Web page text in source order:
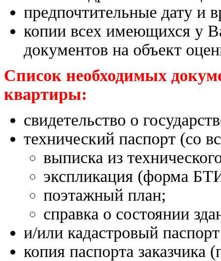
предпочтительные дату и
копии всех имеющихся у
документов на объект
Список необходимых
квартиры:
свидетельство о
технический паспорт (со
выписка из
экспликация (форма
поэтажный план;
справка о состоянии
и/или кадастровый паспорт
копия паспорта заказчика